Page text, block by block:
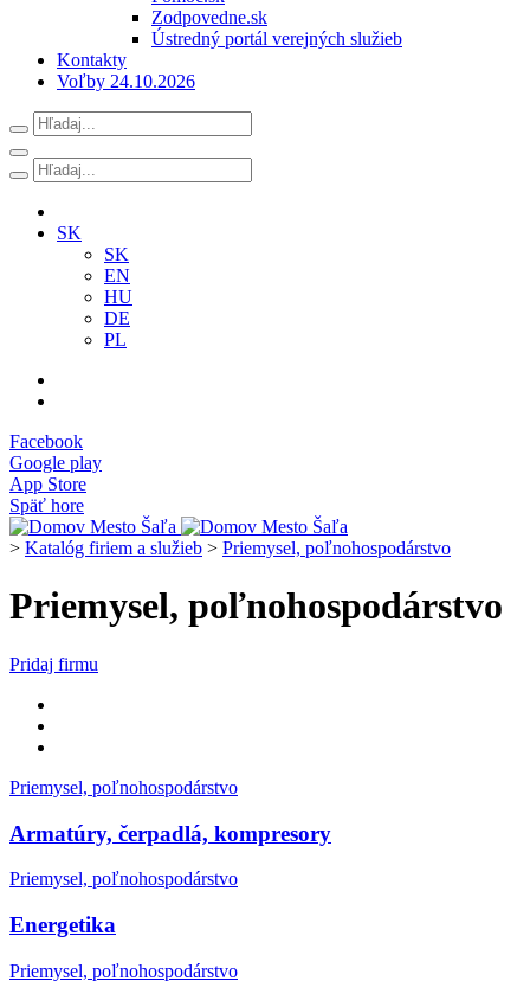
Zodpovedne.sk
Ústredný portál verejných služieb
Kontakty
Voľby 24.10.2026
SK
SK
EN
HU
DE
PL
Facebook
Google play
App Store
Späť hore
> Katalóg firiem a služieb > Priemysel, poľnohospodárstvo
Priemysel, poľnohospodárstvo
Pridaj firmu
Priemysel, poľnohospodárstvo
Armatúry, čerpadlá, kompresory
Priemysel, poľnohospodárstvo
Energetika
Priemysel, poľnohospodárstvo